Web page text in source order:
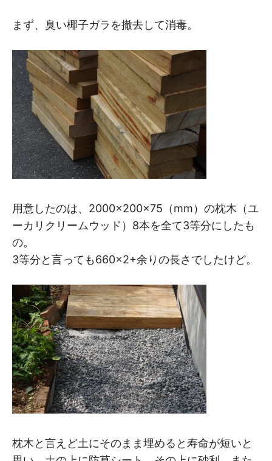
まず、臭い椰子ガラを撤去して消毒。
用意したのは、2000×200×75（mm）の枕木（ユ
ーカリクリームウッド）8本を全て3等分にしたも
の。
3等分と言っても660×2+余りの長さでしたけど。
枕木と言えど土にそのまま埋めると寿命が短いと